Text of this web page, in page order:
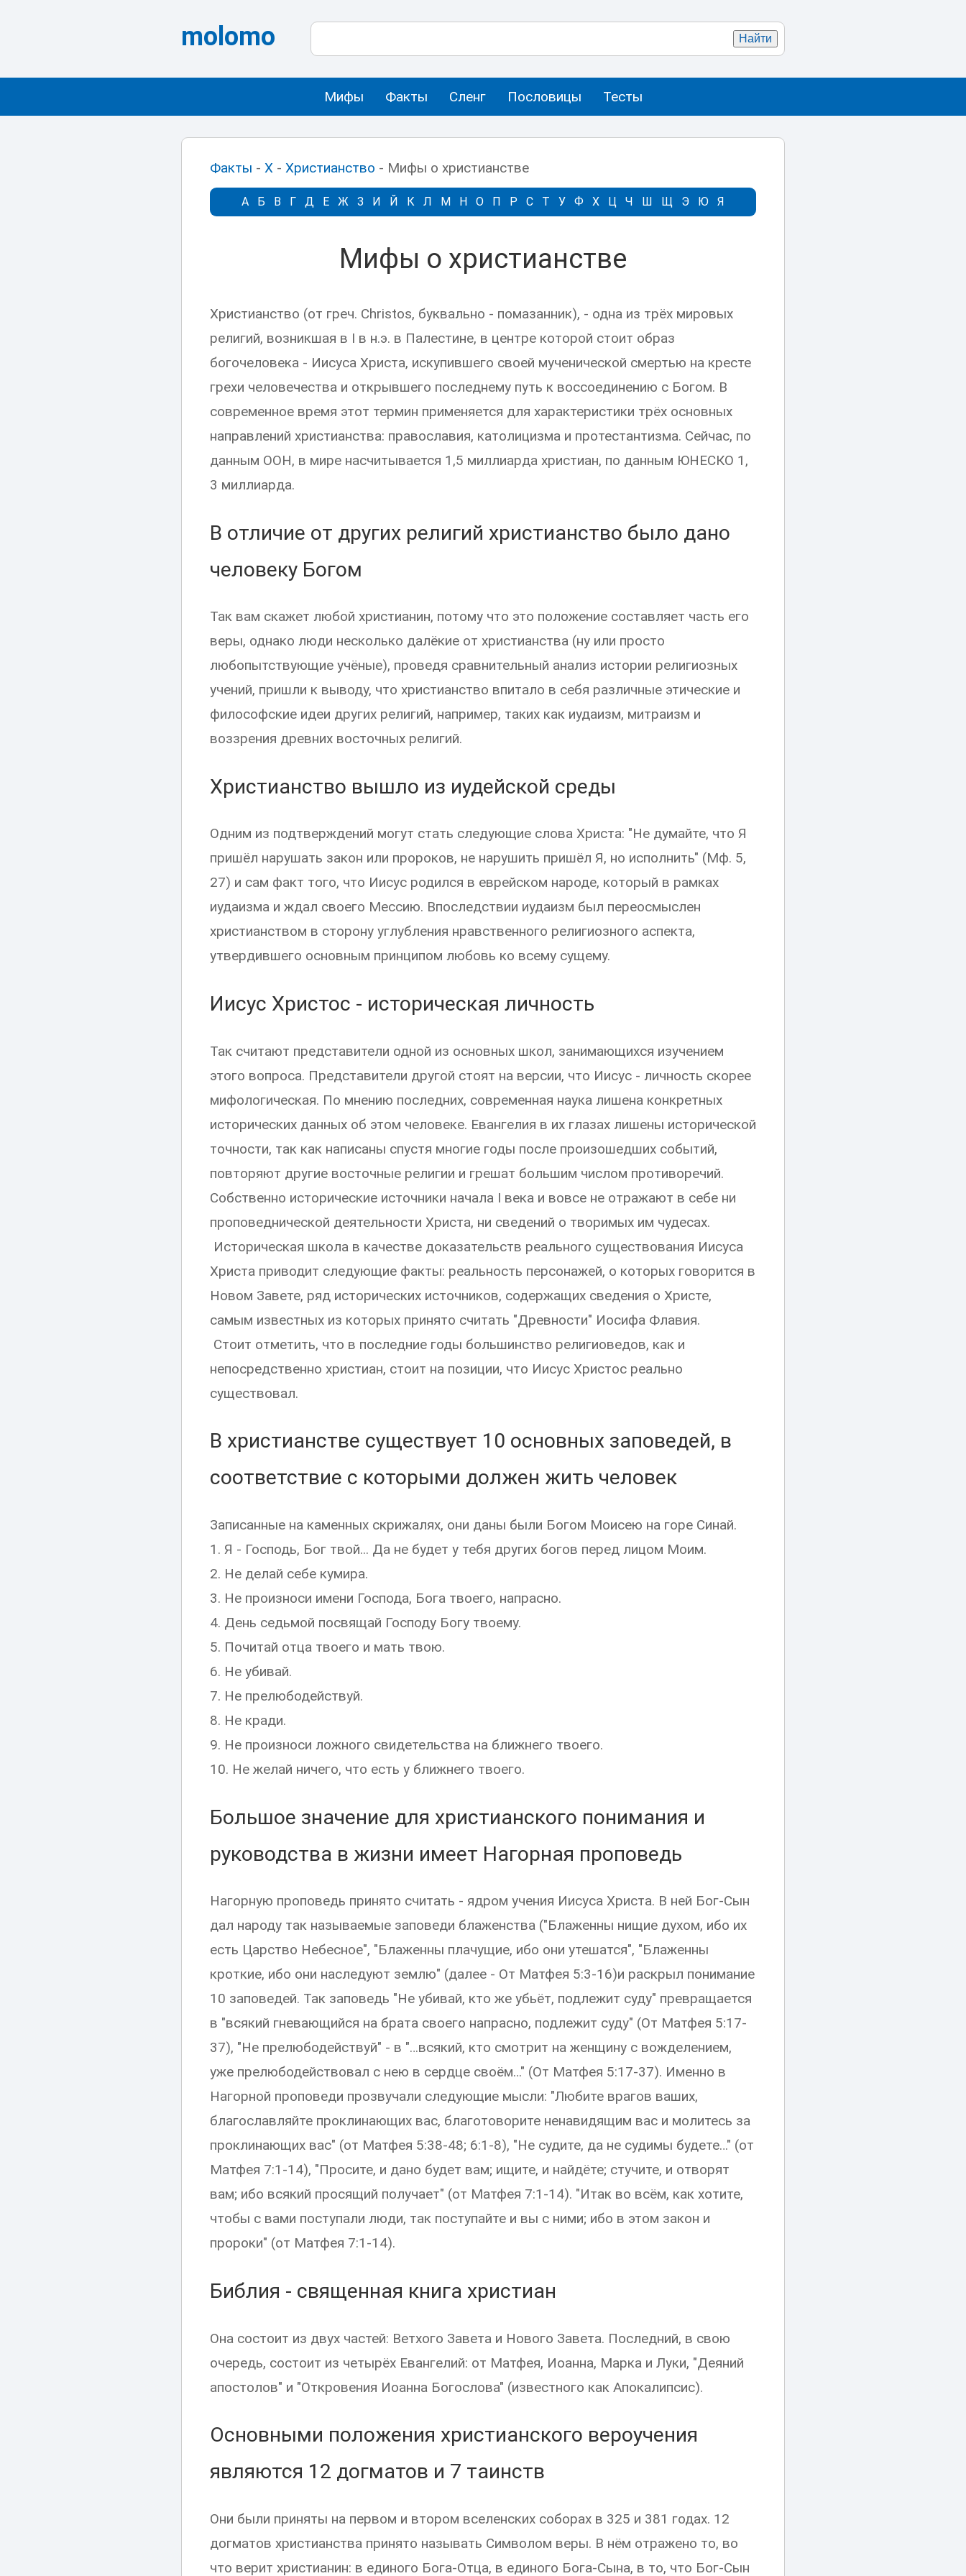
molomo
Мифы Факты Сленг Пословицы Тесты
Факты - Х - Христианство - Мифы о христианстве
А Б В Г Д Е Ж З И Й К Л М Н О П Р С Т У Ф Х Ц Ч Ш Щ Э Ю Я
Мифы о христианстве
Христианство (от греч. Christos, буквально - помазанник), - одна из трёх мировых
религий, возникшая в I в н.э. в Палестине, в центре которой стоит образ
богочеловека - Иисуса Христа, искупившего своей мученической смертью на кресте
грехи человечества и открывшего последнему путь к воссоединению с Богом. В
современное время этот термин применяется для характеристики трёх основных
направлений христианства: православия, католицизма и протестантизма. Сейчас, по
данным ООН, в мире насчитывается 1,5 миллиарда христиан, по данным ЮНЕСКО 1,
3 миллиарда.
В отличие от других религий христианство было дано
человеку Богом
Так вам скажет любой христианин, потому что это положение составляет часть его
веры, однако люди несколько далёкие от христианства (ну или просто
любопытствующие учёные), проведя сравнительный анализ истории религиозных
учений, пришли к выводу, что христианство впитало в себя различные этические и
философские идеи других религий, например, таких как иудаизм, митраизм и
воззрения древних восточных религий.
Христианство вышло из иудейской среды
Одним из подтверждений могут стать следующие слова Христа: "Не думайте, что Я
пришёл нарушать закон или пророков, не нарушить пришёл Я, но исполнить" (Мф. 5,
27) и сам факт того, что Иисус родился в еврейском народе, который в рамках
иудаизма и ждал своего Мессию. Впоследствии иудаизм был переосмыслен
христианством в сторону углубления нравственного религиозного аспекта,
утвердившего основным принципом любовь ко всему сущему.
Иисус Христос - историческая личность
Так считают представители одной из основных школ, занимающихся изучением
этого вопроса. Представители другой стоят на версии, что Иисус - личность скорее
мифологическая. По мнению последних, современная наука лишена конкретных
исторических данных об этом человеке. Евангелия в их глазах лишены исторической
точности, так как написаны спустя многие годы после произошедших событий,
повторяют другие восточные религии и грешат большим числом противоречий.
Собственно исторические источники начала I века и вовсе не отражают в себе ни
проповеднической деятельности Христа, ни сведений о творимых им чудесах.
Историческая школа в качестве доказательств реального существования Иисуса
Христа приводит следующие факты: реальность персонажей, о которых говорится в
Новом Завете, ряд исторических источников, содержащих сведения о Христе,
самым известных из которых принято считать "Древности" Иосифа Флавия.
Стоит отметить, что в последние годы большинство религиоведов, как и
непосредственно христиан, стоит на позиции, что Иисус Христос реально
существовал.
В христианстве существует 10 основных заповедей, в
соответствие с которыми должен жить человек
Записанные на каменных скрижалях, они даны были Богом Моисею на горе Синай.
1. Я - Господь, Бог твой... Да не будет у тебя других богов перед лицом Моим.
2. Не делай себе кумира.
3. Не произноси имени Господа, Бога твоего, напрасно.
4. День седьмой посвящай Господу Богу твоему.
5. Почитай отца твоего и мать твою.
6. Не убивай.
7. Не прелюбодействуй.
8. Не кради.
9. Не произноси ложного свидетельства на ближнего твоего.
10. Не желай ничего, что есть у ближнего твоего.
Большое значение для христианского понимания и
руководства в жизни имеет Нагорная проповедь
Нагорную проповедь принято считать - ядром учения Иисуса Христа. В ней Бог-Сын
дал народу так называемые заповеди блаженства ("Блаженны нищие духом, ибо их
есть Царство Небесное", "Блаженны плачущие, ибо они утешатся", "Блаженны
кроткие, ибо они наследуют землю" (далее - От Матфея 5:3-16)и раскрыл понимание
10 заповедей. Так заповедь "Не убивай, кто же убьёт, подлежит суду" превращается
в "всякий гневающийся на брата своего напрасно, подлежит суду" (От Матфея 5:17-
37), "Не прелюбодействуй" - в "…всякий, кто смотрит на женщину с вожделением,
уже прелюбодействовал с нею в сердце своём…" (От Матфея 5:17-37). Именно в
Нагорной проповеди прозвучали следующие мысли: "Любите врагов ваших,
благославляйте проклинающих вас, благотоворите ненавидящим вас и молитесь за
проклинающих вас" (от Матфея 5:38-48; 6:1-8), "Не судите, да не судимы будете…" (от
Матфея 7:1-14), "Просите, и дано будет вам; ищите, и найдёте; стучите, и отворят
вам; ибо всякий просящий получает" (от Матфея 7:1-14). "Итак во всём, как хотите,
чтобы с вами поступали люди, так поступайте и вы с ними; ибо в этом закон и
пророки" (от Матфея 7:1-14).
Библия - священная книга христиан
Она состоит из двух частей: Ветхого Завета и Нового Завета. Последний, в свою
очередь, состоит из четырёх Евангелий: от Матфея, Иоанна, Марка и Луки, "Деяний
апостолов" и "Откровения Иоанна Богослова" (известного как Апокалипсис).
Основными положения христианского вероучения
являются 12 догматов и 7 таинств
Они были приняты на первом и втором вселенских соборах в 325 и 381 годах. 12
догматов христианства принято называть Символом веры. В нём отражено то, во
что верит христианин: в единого Бога-Отца, в единого Бога-Сына, в то, что Бог-Сын